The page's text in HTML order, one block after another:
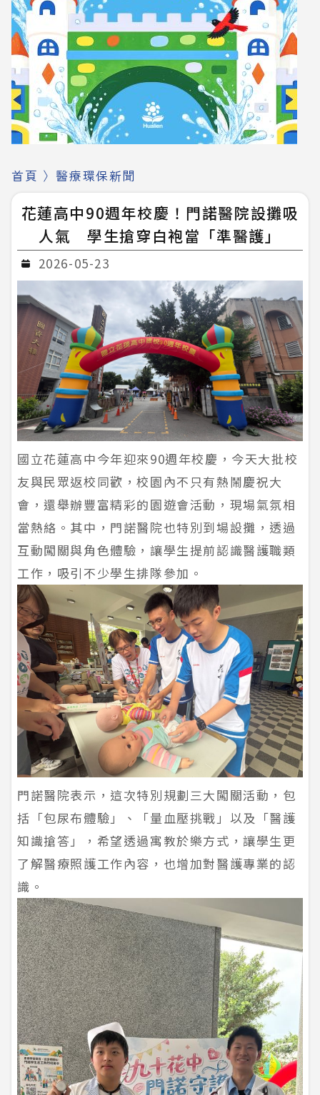
首頁 〉 醫療環保新聞
花蓮高中90週年校慶！門諾醫院設攤吸
人氣 學生搶穿白袍當「準醫護」
2026-05-23
國立花蓮高中今年迎來90週年校慶，今天大批校
友與民眾返校同歡，校園內不只有熱鬧慶祝大
會，還舉辦豐富精彩的園遊會活動，現場氣氛相
當熱絡。其中，門諾醫院也特別到場設攤，透過
互動闖關與角色體驗，讓學生提前認識醫護職類
工作，吸引不少學生排隊參加。
門諾醫院表示，這次特別規劃三大闖關活動，包
括「包尿布體驗」、「量血壓挑戰」以及「醫護
知識搶答」，希望透過寓教於樂方式，讓學生更
了解醫療照護工作內容，也增加對醫護專業的認
識。